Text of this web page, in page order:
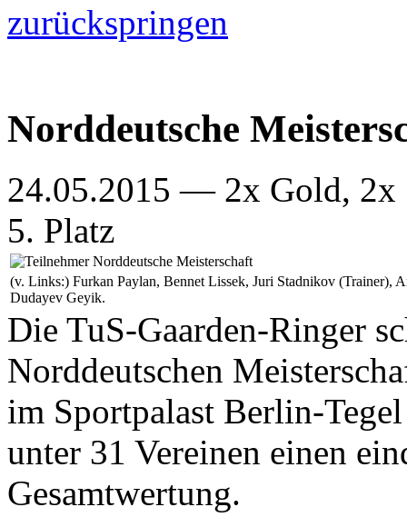
Norddeutsche
24.05.2015 — 2x Gold, 2x
5. Platz
(v. Links:) Furkan Paylan, Bennet Lissek, Juri Stadnikov (Trainer),
Dudayev Geyik.
Die TuS-Gaarden-Ringer
Norddeutschen
im Sportpalast Berlin-
unter 31 Vereinen einen
Gesamtwertung.